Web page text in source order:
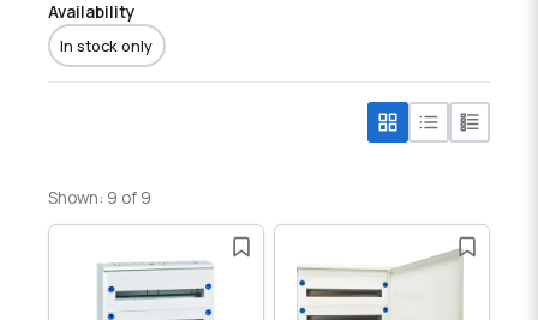
Availability
In stock only
Shown: 9 of 9